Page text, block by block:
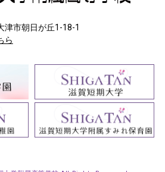
津市朝日が丘1-18-1
ら